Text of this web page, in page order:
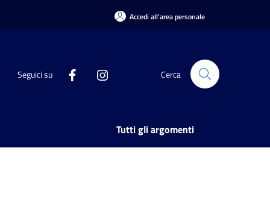
Accedi all'area personale
Seguici su Cerca
Tutti gli argomenti